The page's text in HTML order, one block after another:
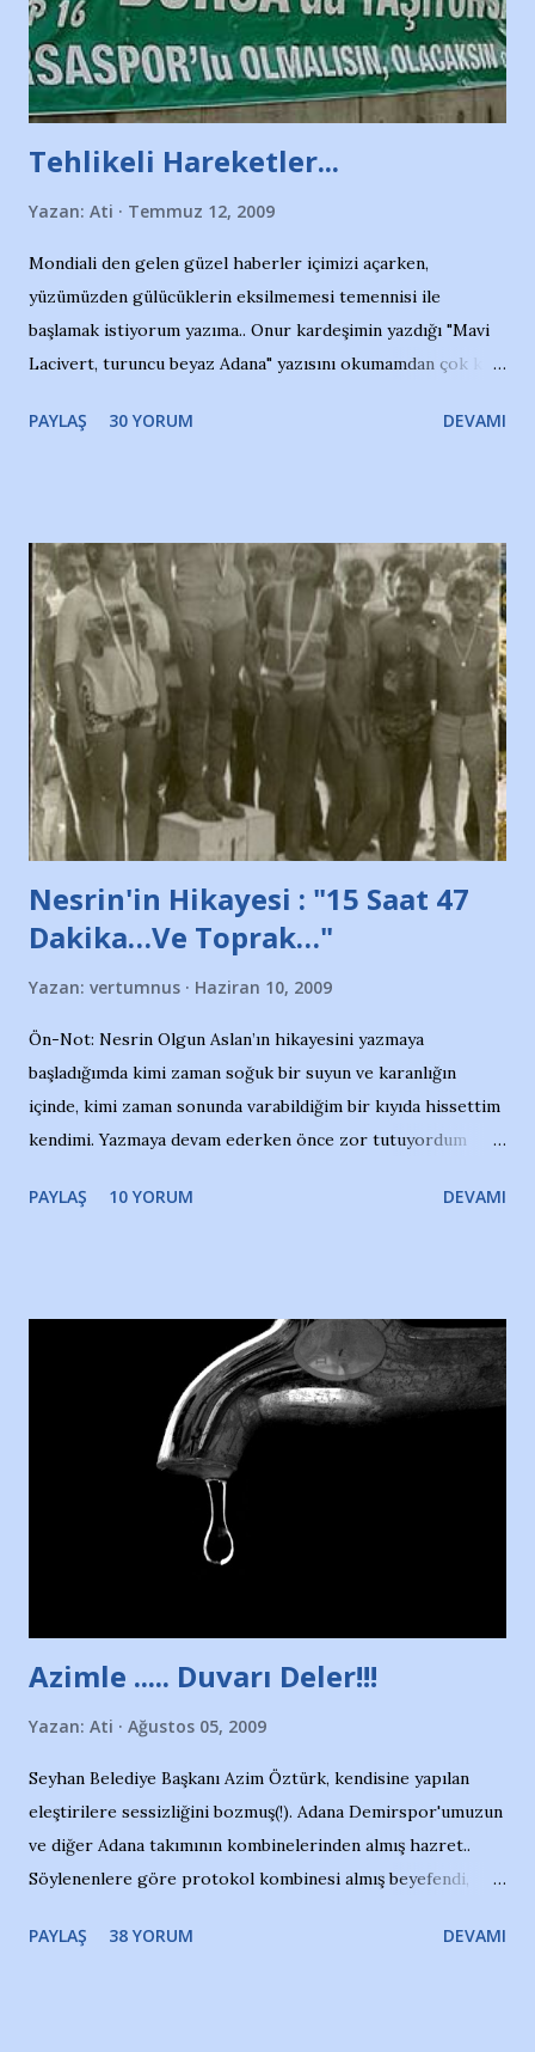
Tehlikeli Hareketler...
Yazan: Ati Temmuz 12, 2009
Mondiali den gelen güzel haberler içimizi açarken,
yüzümüzden gülücüklerin eksilmemesi temennisi ile
başlamak istiyorum yazıma.. Onur kardeşimin yazdığı "Mavi
Lacivert, turuncu beyaz Adana" yazısını okumamdan çok kısa
irkildim.. "Bursasporlu taraftarlar, İstanbul takımlarının
ve ürünlerini Bursa şehrinde görmek istemediklerini bir
protesto eylemiyle açıkladıklarını bildiriyordu.. Bu grup
adına açıklama yapan şahsı muhterem(!) ''Açık ve net olarak
söylüyoruz. Bu son uyarımızdır. Bunun yanısıra, bu takımlara
ait tanıtıcı ilanların asılmasına izin veren Bursa Büyükşehir
Belediyesi ile mağazaların bulunduğu alışveriş merkezlerini
de kınıyoruz'' diye de eklemiş .. Blogumuzda okuduğum bu
yazının hemen ardından bu habe...
PAYLAŞ 30 YORUM DEVAMI
Nesrin'in Hikayesi : "15 Saat 47
Dakika…Ve Toprak…"
Yazan: vertumnus Haziran 10, 2009
Ön-Not: Nesrin Olgun Aslan’ın hikayesini yazmaya
başladığımda kimi zaman soğuk bir suyun ve karanlığın
içinde, kimi zaman sonunda varabildiğim bir kıyıda hissettim
kendimi. Yazmaya devam ederken önce zor tutuyordum
Yazımı, ağlayarak bitirebildim ancak…Kendisinin web
Nesrin’in Hikayesi’ne başlıyorum… 1964 Adana Yüzme
havuzunun kenarında 7 yaşında kara kuru bir kız çocuğu
duruyor. Havuzun içinde Adana Demirspor Kulübü
yüzücüleri. Erkekler çoğunlukta. Küçük kız etrafına bakıyor.
Sadece 4 kız çocuğu var. Nesrin, Adana Demirspor’un 4
kızından biri oluyor o gün…Giriyor havuza. 1973 – 1975
Adana Nesrin, 16 yaşında. Yüzüyor. 7 yaşında girdiği
Türkiye 3.lüğü var. 17 yaşında mar...
PAYLAŞ 10 YORUM DEVAMI
Azimle ..... Duvarı Deler!!!
Yazan: Ati Ağustos 05, 2009
Seyhan Belediye Başkanı Azim Öztürk, kendisine yapılan
eleştirilere sessizliğini bozmuş(!). Adana Demirspor'umuzun
ve diğer Adana takımının kombinelerinden almış hazret..
Söylenenlere göre protokol kombinesi almış beyefendi,
ki kombineyi Bekir Başkan'dan alırken; dillere destan..
PAYLAŞ 38 YORUM DEVAMI